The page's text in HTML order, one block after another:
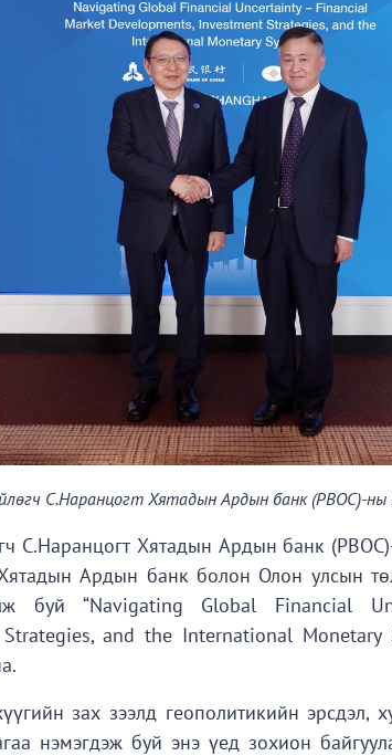
С.Наранцогт Хятадын Ардын банк (PBOC)-
С.Наранцогт Хятадын Ардын банк
Ардын банк болон Олон улсын
буй “Navigating Global Financial
and the International Monetary
зах зээлд геополитикийн эрсдэл,
нэмэгдэж буй энэ үед зохион